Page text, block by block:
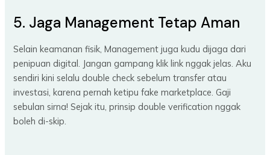
5. Jaga Management Tetap Aman
Selain keamanan fisik, Management juga kudu dijaga dari
penipuan digital. Jangan gampang klik link nggak jelas. Aku
sendiri kini selalu double check sebelum transfer atau
investasi, karena pernah ketipu fake marketplace. Gaji
sebulan sirna! Sejak itu, prinsip double verification nggak
boleh di-skip.